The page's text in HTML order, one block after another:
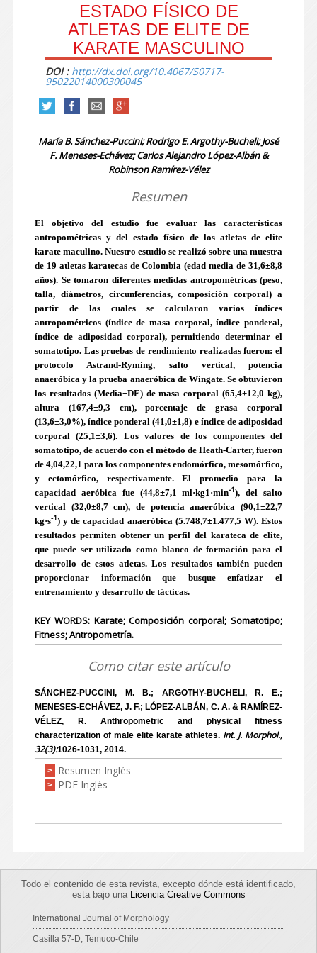
ESTADO FÍSICO DE
ATLETAS DE ELITE DE
KARATE MASCULINO
DOI : http://dx.doi.org/10.4067/S0717-
95022014000300045
María B. Sánchez-Puccini; Rodrigo E. Argothy-Bucheli; José
F. Meneses-Echávez; Carlos Alejandro López-Albán &
Robinson Ramírez-Vélez
Resumen
El objetivo del estudio fue evaluar las características
antropométricas y del estado físico de los atletas de elite
karate maculino. Nuestro estudio se realizó sobre una muestra
de 19 atletas karatecas de Colombia (edad media de 31,6±8,8
años). Se tomaron diferentes medidas antropométricas (peso,
talla, diámetros, circunferencias, composición corporal) a
partir de las cuales se calcularon varios índices
antropométricos (índice de masa corporal, índice ponderal,
índice de adiposidad corporal), permitiendo determinar el
somatotipo. Las pruebas de rendimiento realizadas fueron: el
protocolo Astrand-Ryming, salto vertical, potencia
anaeróbica y la prueba anaeróbica de Wingate. Se obtuvieron
los resultados (Media±DE) de masa corporal (65,4±12,0 kg),
altura (167,4±9,3 cm), porcentaje de grasa corporal
(13,6±3,0%), índice ponderal (41,0±1,8) e índice de adiposidad
corporal (25,1±3,6). Los valores de los componentes del
somatotipo, de acuerdo con el método de Heath-Carter, fueron
de 4,0­4,2­2,1 para los componentes endomórfico, mesomórfico,
y ectomórfico, respectivamente. El promedio para la
capacidad aeróbica fue (44,8±7,1 ml·kg1·min-1), del salto
vertical (32,0±8,7 cm), de potencia anaeróbica (90,1±22,7
kg·s-1) y de capacidad anaeróbica (5.748,7±1.477,5 W). Estos
resultados permiten obtener un perfil del karateca de elite,
que puede ser utilizado como blanco de formación para el
desarrollo de estos atletas. Los resultados también pueden
proporcionar información que busque enfatizar el
entrenamiento y desarrollo de tácticas.
KEY WORDS: Karate; Composición corporal; Somatotipo;
Fitness; Antropometría.
Como citar este artículo
SÁNCHEZ-PUCCINI, M. B.; ARGOTHY-BUCHELI, R. E.;
MENESES-ECHÁVEZ, J. F.; LÓPEZ-ALBÁN, C. A. & RAMÍREZ-
VÉLEZ, R. Anthropometric and physical fitness
characterization of male elite karate athletes. Int. J. Morphol.,
32(3):1026-1031, 2014.
> Resumen Inglés
> PDF Inglés
Todo el contenido de esta revista, excepto dónde está identificado,
esta bajo una Licencia Creative Commons
International Journal of Morphology
Casilla 57-D, Temuco-Chile